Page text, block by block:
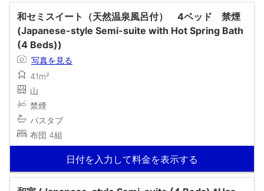
和セミスイート（天然温泉風呂付） 4ベッド 禁煙
(Japanese-style Semi-suite with Hot Spring Bath
(4 Beds))
写真を見る
41m²
山
禁煙
バスタブ
布団 4組
日付を入力して料金を表示する